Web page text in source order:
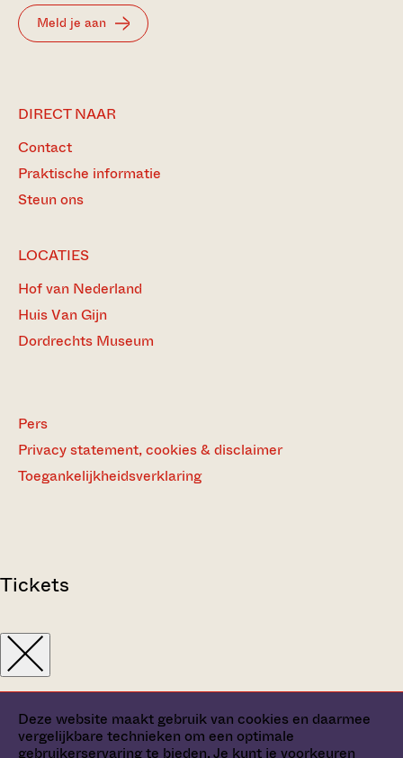
Deze website maakt gebruik van cookies en daarmee
vergelijkbare technieken om een optimale
gebruikerservaring te bieden. Je kunt je voorkeuren
Meld je aan
DIRECT NAAR
Contact
Praktische informatie
Steun ons
LOCATIES
Hof van Nederland
Huis Van Gijn
Dordrechts Museum
Pers
Privacy statement, cookies & disclaimer
Toegankelijkheidsverklaring
Tickets